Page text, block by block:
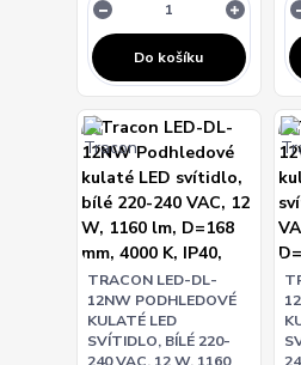
Do košíku
TRACON LED-DL-
12NW PODHLEDOVÉ
KULATÉ LED
SVÍTIDLO, BÍLÉ 220-
240 VAC, 12 W, 1160